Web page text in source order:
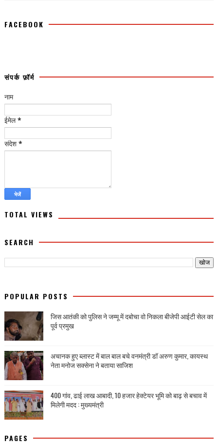
FACEBOOK
संपर्क फ़ॉर्म
नाम
ईमेल*
संदेश *
TOTAL VIEWS
SEARCH
POPULAR POSTS
जिस आतंकी को पुलिस ने जम्मू में दबोचा वो निकला बीजेपी आईटी सेल का
पूर्व प्रमुख
अचानक हुए ब्लास्ट में बाल बाल बचे वनमंत्री डॉ अरुण कुमार, कायस्थ
नेता मनोज सक्सेना ने बताया साजिश
400 गांव, ढाई लाख आबादी, 10 हजार हेक्टेयर भूमि को बाढ़ से बचाव में
मिलेगी मदद : मुख्यमंत्री
PAGES